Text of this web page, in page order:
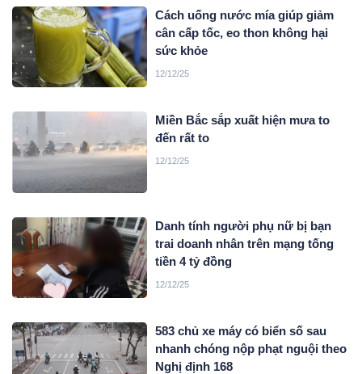
Cách uống nước mía giúp giảm
cân cấp tốc, eo thon không hại
sức khỏe
12/12/25
Miền Bắc sắp xuất hiện mưa to
đến rất to
12/12/25
Danh tính người phụ nữ bị bạn
trai doanh nhân trên mạng tống
tiền 4 tỷ đồng
12/12/25
583 chủ xe máy có biển số sau
nhanh chóng nộp phạt nguội theo
Nghị định 168